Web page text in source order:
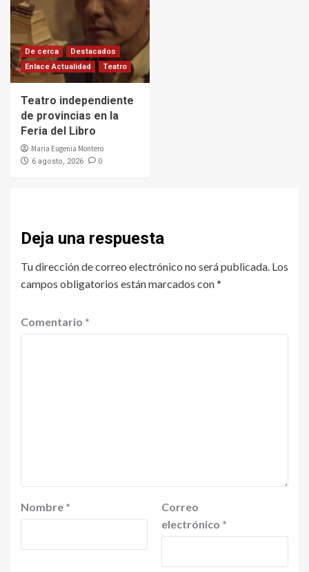
De cerca
Destacados
Enlace Actualidad
Teatro
Teatro independiente
de provincias en la
Feria del Libro
Maria Eugenia Montero
6 agosto, 2026 0
Deja una respuesta
Tu dirección de correo electrónico no será publicada. Los
campos obligatorios están marcados con*
Comentario *
Nombre *
Correo
electrónico *